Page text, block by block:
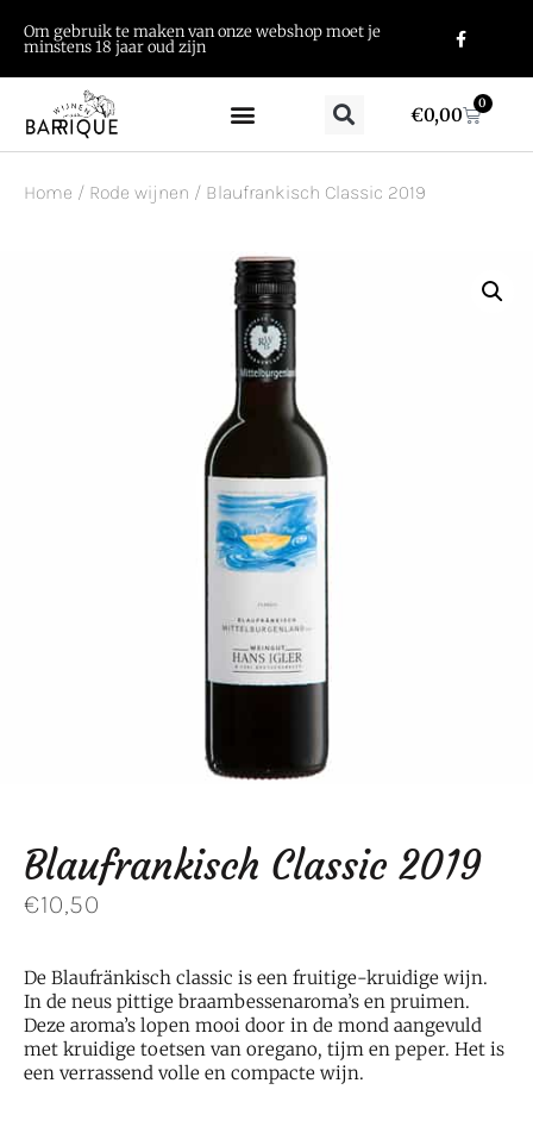
Om gebruik te maken van onze webshop moet je
minstens 18 jaar oud zijn
€0,00
0
Home / Rode wijnen / Blaufrankisch Classic 2019
Blaufrankisch Classic 2019
€10,50
De Blaufränkisch classic is een fruitige-kruidige wijn.
In de neus pittige braambessenaroma’s en pruimen.
Deze aroma’s lopen mooi door in de mond aangevuld
met kruidige toetsen van oregano, tijm en peper. Het is
een verrassend volle en compacte wijn.